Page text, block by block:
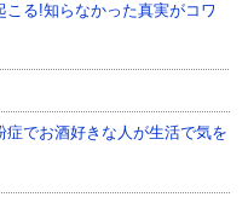
る!知らなかった真実がコワ
症でお酒好きな人が生活で気を